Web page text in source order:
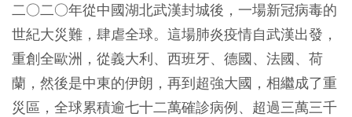
二○二○年從中國湖北武漢封城後，一場新冠病毒的
世紀大災難，肆虐全球。這場肺炎疫情自武漢出發，
重創全歐洲，從義大利、西班牙、德國、法國、荷
蘭，然後是中東的伊朗，再到超強大國，相繼成了重
災區，全球累積逾七十二萬確診病例、超過三萬三千